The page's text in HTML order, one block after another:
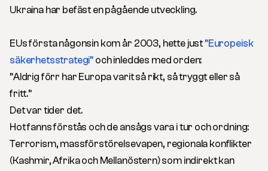
Ukraina har befäst en pågående utveckling.
EUs första någonsin kom år 2003, hette just”Europeisk
säkerhetsstrategi” och inleddes med orden:
”Aldrig förr har Europa varit så rikt, så tryggt eller så
fritt.”
Det var tider det.
Hot fanns förstås och de ansågs vara i tur och ordning:
Terrorism, massförstörelsevapen, regionala konflikter
(Kashmir, Afrika och Mellanöstern) som indirekt kan